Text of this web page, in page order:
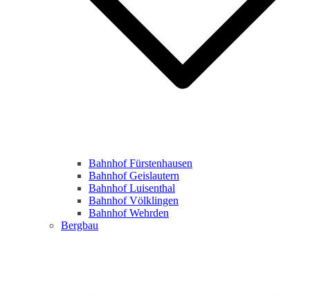
Bahnhof Fürstenhausen
Bahnhof Geislautern
Bahnhof Luisenthal
Bahnhof Völklingen
Bahnhof Wehrden
Bergbau